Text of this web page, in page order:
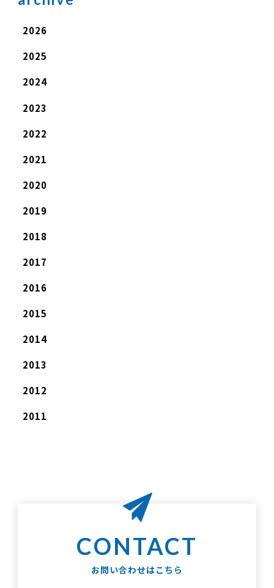
2026
2025
2024
2023
2022
2021
2020
2019
2018
2017
2016
2015
2014
2013
2012
2011
お問い合わせはこちら